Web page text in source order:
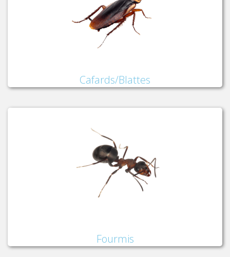
Cafards/Blattes
Fourmis